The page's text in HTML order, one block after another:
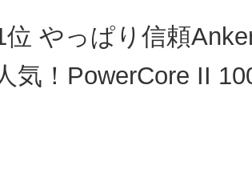
やっぱり信頼
気！PowerCore II